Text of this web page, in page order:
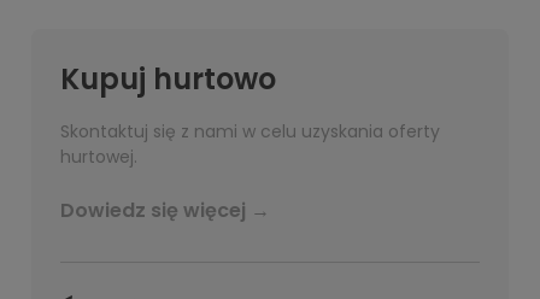
Kupuj hurtowo
Skontaktuj się z nami w celu uzyskania oferty
hurtowej.
Dowiedz się więcej →